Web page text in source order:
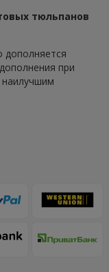
тюльпанов
дополняется
при